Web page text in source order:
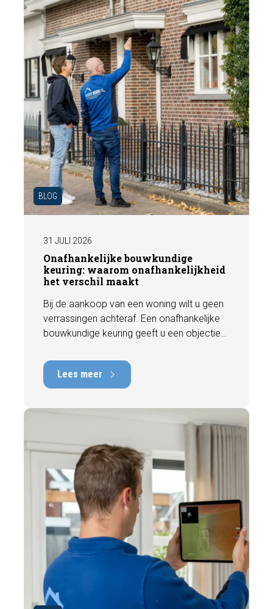
BLOG
31 JULI 2026
Onafhankelijke bouwkundige
keuring: waarom onafhankelijkheid
het verschil maakt
Bij de aankoop van een woning wilt u geen
verrassingen achteraf. Een onafhankelijke
bouwkundige keuring geeft u een objectief
woning, inclusief eventuele gebreken,
onderhoudspunten en te verwachten
herstelkosten. In deze blog leest u waarom
onafhankelijkheid zo belangrijk is en hoe
een deskundige bouwkundige inspectie u
helpt om met vertrouwen een woning te
kopen of te verkopen.
Lees meer